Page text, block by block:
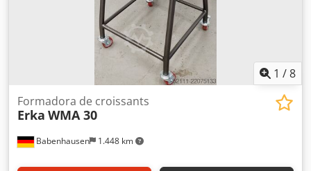
Solo con nosotros, revisada según DGUV V3. Conexión:
400V, enchufe 16A-CEE. Dimensiones: 1650 x 1000 x 1950
mm (AnxPrxAl). Máquina usada reacondicionada con
servicio SAB, garantía y servicio de repuestos. ¡Visite
nuestra gran exposición! Chjdpfx Aezb Uc Ijkiea
1 /8
Babenhausen 1.448 km
Formadora de croissants
Erka WMA 30